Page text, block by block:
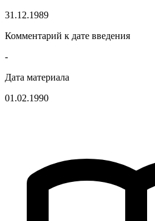
31.12.1989
Комментарий к дате введения
-
Дата материала
01.02.1990